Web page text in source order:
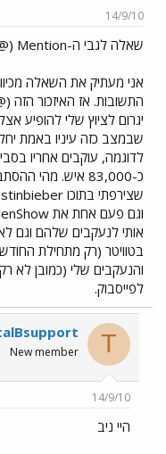
ו
ש
א
ר
14/9/10
שאלה לגבי ה-Mention (@) בטוויטר
אני מעתיק את השאלה
התשובות. אז האיזכור
יגרום לציוץ שלי להופיע
שבמצב כזה עיניו באמת
לדוגמה, עוקבים אחריו
כ-83,000 איש.
בטוויטר (רק מתחילת
והנעקבים שלי (כמובן לא
לפייסבוק.
T
New member
14/9/10
היי ניב